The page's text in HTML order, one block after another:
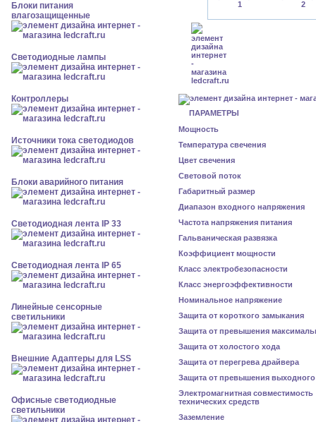
Блоки питания
влагозащищенные
Светодиодные лампы
Контроллеры
Источники тока светодиодов
Блоки аварийного питания
Светодиодная лента IP 33
Светодиодная лента IP 65
Линейные сенсорные
светильники
Внешние Адаптеры для LSS
Офисные светодиодные
светильники
ПАРАМЕТРЫ
Мощность
Температура свечения
Цвет свечения
Световой поток
Габаритный размер
Диапазон входного напряжения
Частота напряжения питания
Гальваническая развязка
Коэффициент мощности
Класс электробезопасности
Класс энергоэффективности
Номинальное напряжение
Защита от короткого замыкания
Защита от превышения
Защита от холостого хода
Защита от перегрева драйвера
Защита от превышения
Электромагнитная совместимость
технических средств
Заземление